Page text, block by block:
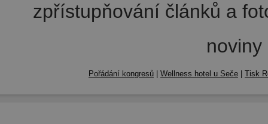
zpřístupňování článků a
Pořádání kongresů Wellness hotel u Seče Tisk